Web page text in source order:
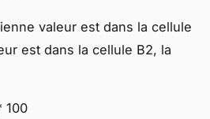
valeur est dans la cellule
est dans la cellule B2, la
100